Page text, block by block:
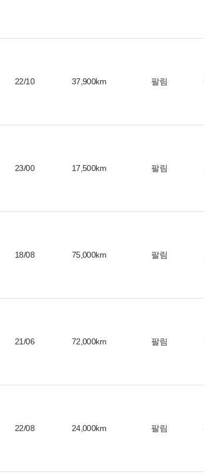
22/10 37,900km 팔림
23/00 17,500km 팔림
18/08 75,000km 팔림
21/06 72,000km 팔림
22/08 24,000km 팔림